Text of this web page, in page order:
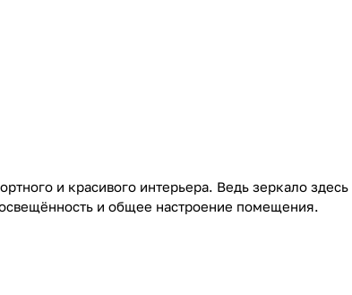
и красивого интерьера. Ведь зеркало здесь
и общее настроение помещения.